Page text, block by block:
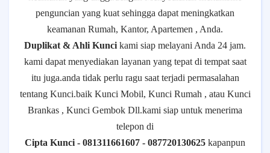
penguncian yang kuat sehingga dapat meningkatkan
keamanan Rumah, Kantor, Apartemen , Anda.
Duplikat & Ahli Kunci kami siap melayani Anda 24 jam.
kami dapat menyediakan layanan yang tepat di tempat saat
itu juga.anda tidak perlu ragu saat terjadi permasalahan
tentang Kunci.baik Kunci Mobil, Kunci Rumah , atau Kunci
Brankas , Kunci Gembok Dll.kami siap untuk menerima
telepon di
Cipta Kunci - 081311661607 - 087720130625 kapanpun